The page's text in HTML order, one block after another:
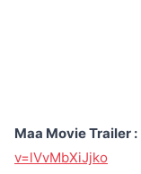
Maa Movie Trailer :
v=lVvMbXiJjko